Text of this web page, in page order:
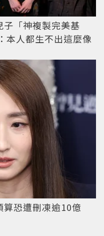
「神複製完美基
本人都生不出這麼像
算恐遭刪凍逾10億